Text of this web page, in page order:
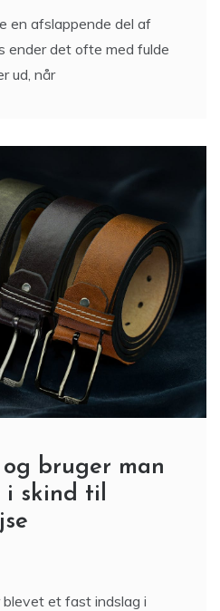
en afslappende del af
ender det ofte med fulde
ud, når
bruger man
i skind til
et fast indslag i